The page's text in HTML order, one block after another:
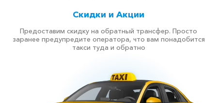
Скидки и Акции
Предоставим скидку на обратный трансфер. Просто
заранее предупредите оператора, что вам понадобится
такси туда и обратно